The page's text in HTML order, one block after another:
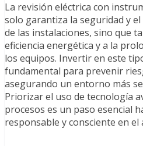
La revisión eléctrica con
solo garantiza la seguridad y
de las instalaciones, sino que
eficiencia energética y a la
los equipos. Invertir en este
fundamental para prevenir
asegurando un entorno más
Priorizar el uso de tecnología
procesos es un paso esencial
responsable y consciente en el